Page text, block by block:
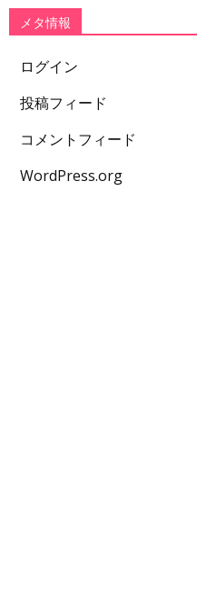
メタ情報
ログイン
投稿フィード
コメントフィード
WordPress.org